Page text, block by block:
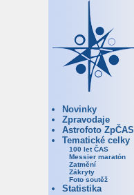
Novinky
Zpravodaje
Astrofoto ZpČAS
Tematické celky
100 let ČAS
Messier maratón
Zatmění
Zákryty
Foto soutěž
Statistika